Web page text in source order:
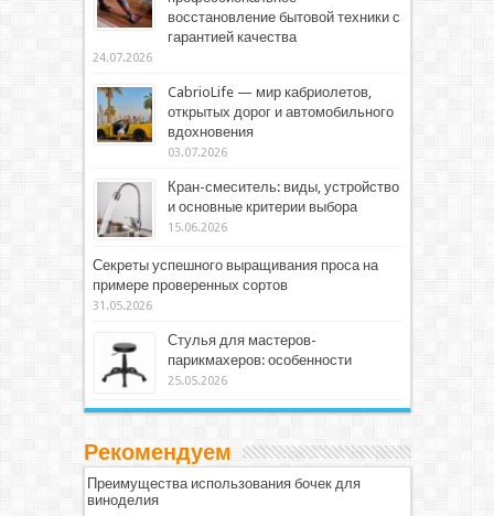
восстановление бытовой техники с
гарантией качества
24.07.2026
CabrioLife — мир кабриолетов,
открытых дорог и автомобильного
вдохновения
03.07.2026
Кран-смеситель: виды, устройство
и основные критерии выбора
15.06.2026
Секреты успешного выращивания проса на
примере проверенных сортов
31.05.2026
Стулья для мастеров-
парикмахеров: особенности
25.05.2026
Рекомендуем
Преимущества использования бочек для
виноделия